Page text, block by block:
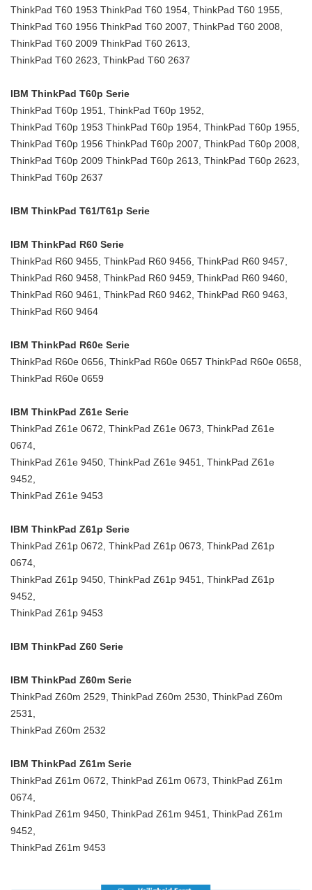
ThinkPad T60 1953 ThinkPad T60 1954, ThinkPad T60 1955,
ThinkPad T60 1956 ThinkPad T60 2007, ThinkPad T60 2008,
ThinkPad T60 2009 ThinkPad T60 2613,
ThinkPad T60 2623, ThinkPad T60 2637
IBM ThinkPad T60p Serie
ThinkPad T60p 1951, ThinkPad T60p 1952,
ThinkPad T60p 1953 ThinkPad T60p 1954, ThinkPad T60p 1955,
ThinkPad T60p 1956 ThinkPad T60p 2007, ThinkPad T60p 2008,
ThinkPad T60p 2009 ThinkPad T60p 2613, ThinkPad T60p 2623,
ThinkPad T60p 2637
IBM ThinkPad T61/T61p Serie
IBM ThinkPad R60 Serie
ThinkPad R60 9455, ThinkPad R60 9456, ThinkPad R60 9457,
ThinkPad R60 9458, ThinkPad R60 9459, ThinkPad R60 9460,
ThinkPad R60 9461, ThinkPad R60 9462, ThinkPad R60 9463,
ThinkPad R60 9464
IBM ThinkPad R60e Serie
ThinkPad R60e 0656, ThinkPad R60e 0657 ThinkPad R60e 0658,
ThinkPad R60e 0659
IBM ThinkPad Z61e Serie
ThinkPad Z61e 0672, ThinkPad Z61e 0673, ThinkPad Z61e
0674,
ThinkPad Z61e 9450, ThinkPad Z61e 9451, ThinkPad Z61e
9452,
ThinkPad Z61e 9453
IBM ThinkPad Z61p Serie
ThinkPad Z61p 0672, ThinkPad Z61p 0673, ThinkPad Z61p
0674,
ThinkPad Z61p 9450, ThinkPad Z61p 9451, ThinkPad Z61p
9452,
ThinkPad Z61p 9453
IBM ThinkPad Z60 Serie
IBM ThinkPad Z60m Serie
ThinkPad Z60m 2529, ThinkPad Z60m 2530, ThinkPad Z60m
2531,
ThinkPad Z60m 2532
IBM ThinkPad Z61m Serie
ThinkPad Z61m 0672, ThinkPad Z61m 0673, ThinkPad Z61m
0674,
ThinkPad Z61m 9450, ThinkPad Z61m 9451, ThinkPad Z61m
9452,
ThinkPad Z61m 9453